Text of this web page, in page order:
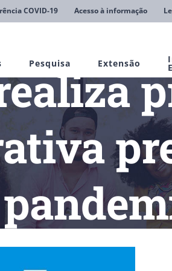
COVID-19 Acesso à informação
Pesquisa Extensão